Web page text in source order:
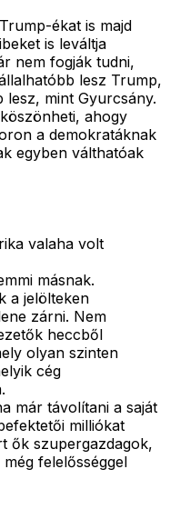
ékat is majd
is leváltja
nem fogják tudni,
lesz Trump,
lesz, mint Gyurcsány.
ahogy
a demokratáknak
egyben válthatóak
valaha volt
másnak.
a jelölteken
zárni. Nem
heccből
olyan szinten
cég
már távolítani a saját
milliókat
ők szupergazdagok,
felelősséggel